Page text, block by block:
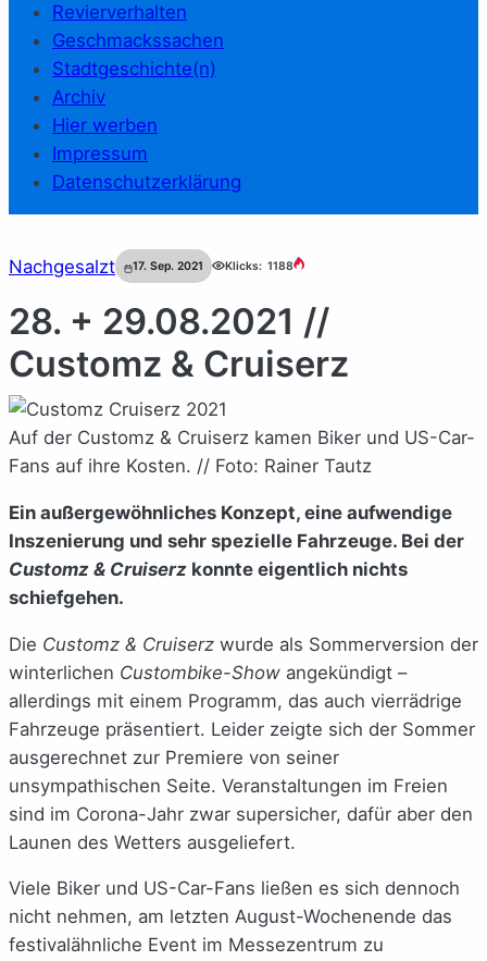
Revierverhalten
Geschmackssachen
Stadtgeschichte(n)
Archiv
Hier werben
Impressum
Datenschutzerklärung
Nachgesalzt 17. Sep. 2021 Klicks: 1188
28. + 29.08.2021 //
Customz & Cruiserz
Auf der Customz & Cruiserz kamen Biker und US-Car-
Fans auf ihre Kosten. // Foto: Rainer Tautz
Ein außergewöhnliches Konzept, eine aufwendige
Inszenierung und sehr spezielle Fahrzeuge. Bei der
Customz & Cruiserz konnte eigentlich nichts
schiefgehen.
Die Customz & Cruiserz wurde als Sommerversion der
winterlichen Custombike-Show angekündigt –
allerdings mit einem Programm, das auch vierrädrige
Fahrzeuge präsentiert. Leider zeigte sich der Sommer
ausgerechnet zur Premiere von seiner
unsympathischen Seite. Veranstaltungen im Freien
sind im Corona-Jahr zwar supersicher, dafür aber den
Launen des Wetters ausgeliefert.
Viele Biker und US-Car-Fans ließen es sich dennoch
nicht nehmen, am letzten August-Wochenende das
festivalähnliche Event im Messezentrum zu